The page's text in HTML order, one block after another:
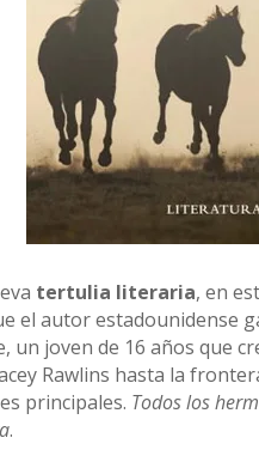
tertulia literaria, en
el autor estadounidense
un joven de 16 años que
Rawlins hasta la
principales. Todos los
.